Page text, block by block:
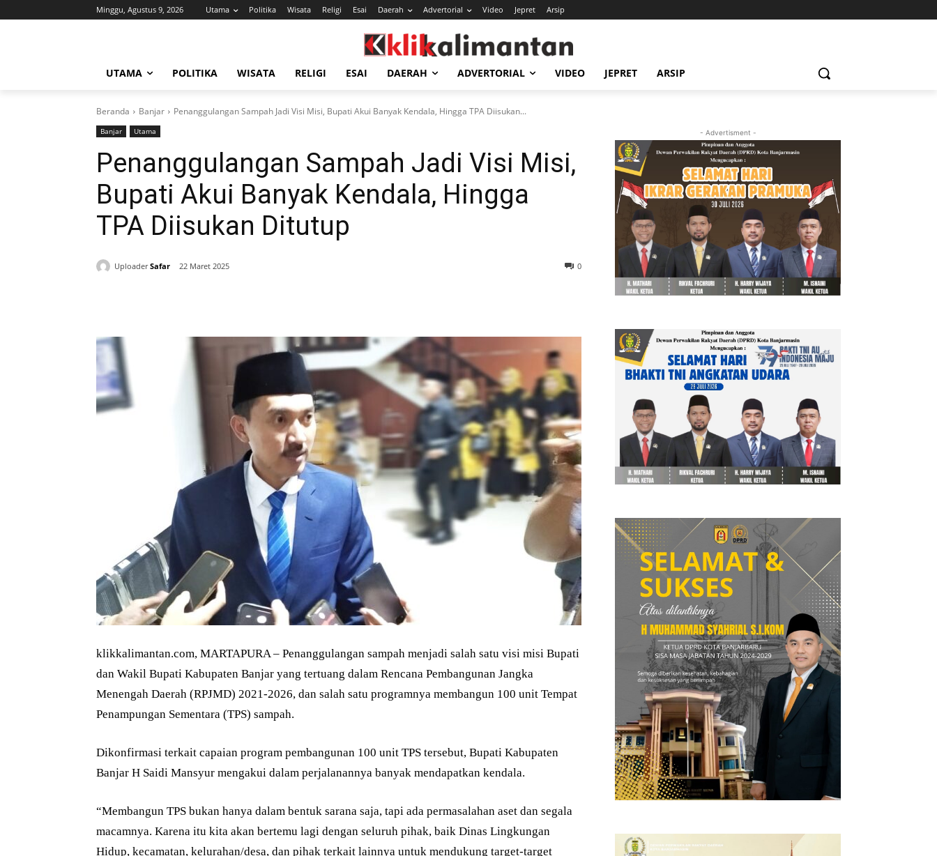
Minggu, Agustus 9, 2026 Utama Politika Wisata Religi Esai Daerah Advertorial Video Jepret Arsip
UTAMA POLITIKA WISATA RELIGI ESAI DAERAH ADVERTORIAL VIDEO JEPRET ARSIP
Beranda Banjar Penanggulangan Sampah Jadi Visi Misi, Bupati Akui Banyak Kendala, Hingga TPA Diisukan...
Banjar Utama
Penanggulangan Sampah Jadi Visi Misi,
Bupati Akui Banyak Kendala, Hingga
TPA Diisukan Ditutup
Uploader Safar 22 Maret 2025 0
klikkalimantan.com, MARTAPURA – Penanggulangan sampah menjadi salah satu visi misi Bupati
dan Wakil Bupati Kabupaten Banjar yang tertuang dalam Rencana Pembangunan Jangka
Menengah Daerah (RPJMD) 2021-2026, dan salah satu programnya membangun 100 unit Tempat
Penampungan Sementara (TPS) sampah.
Dikonfirmasi terkait capaian program pembangunan 100 unit TPS tersebut, Bupati Kabupaten
Banjar H Saidi Mansyur mengakui dalam perjalanannya banyak mendapatkan kendala.
“Membangun TPS bukan hanya dalam bentuk sarana saja, tapi ada permasalahan aset dan segala
macamnya. Karena itu kita akan bertemu lagi dengan seluruh pihak, baik Dinas Lingkungan
Hidup, kecamatan, kelurahan/desa, dan pihak terkait lainnya untuk mendukung target-target
- Advertisment -